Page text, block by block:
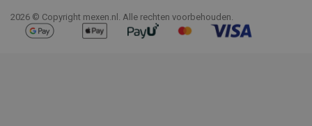
2026 © Copyright mexen.nl. Alle rechten voorbehouden.